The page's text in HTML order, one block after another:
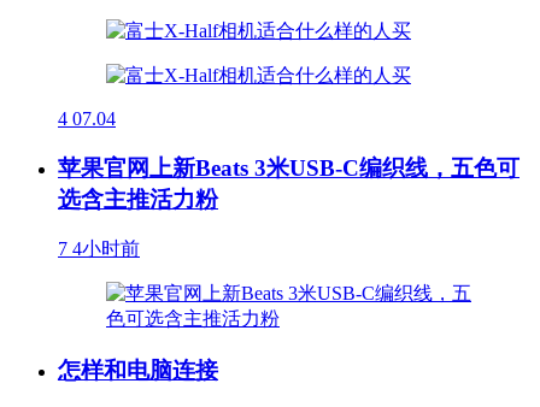
4 07.04
苹果官网上新Beats 3米USB-C编织线，五色可
选含主推活力粉
7 4小时前
怎样和电脑连接